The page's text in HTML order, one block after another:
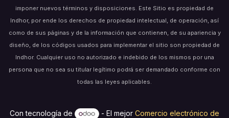
imponer nuevos términos y disposiciones. Este Sitio es propiedad de
Indhor, por ende los derechos de propiedad intelectual, de operación, así
como de sus páginas y de la información que contienen, de su apariencia y
diseño, de los códigos usados para implementar el sitio son propiedad de
Indhor. Cualquier uso no autorizado e indebido de los mismos por una
persona que no sea su titular legítimo podrá ser demandado conforme con
todas las leyes aplicables.
Con tecnología de - El mejorComercio electrónico de